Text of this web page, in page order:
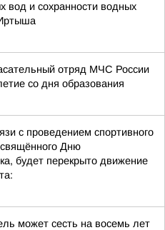
вод и сохранности водных
отряд МЧС России
со дня образования
с проведением спортивного
Дню
будет перекрыто движение
может сесть на восемь лет